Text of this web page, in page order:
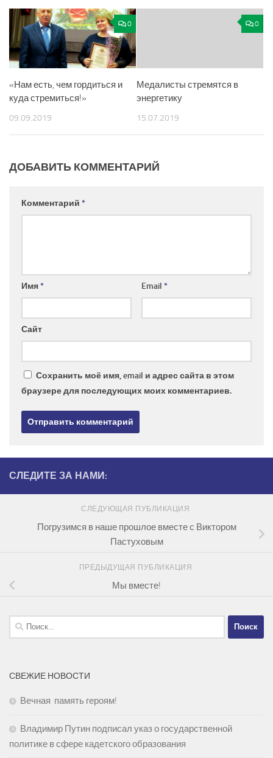
0
«Нам есть, чем гордиться и
куда стремиться!»
09.09.2019
0
Медалисты стремятся в
энергетику
15.07.2019
ДОБАВИТЬ КОММЕНТАРИЙ
Комментарий *
Имя* Email *
Сайт
Сохранить моё имя, email и адрес сайта в этом
браузере для последующих моих комментариев.
СЛЕДИТЕ ЗА НАМИ:
СЛЕДУЮЩАЯ ПУБЛИКАЦИЯ
Погрузимся в наше прошлое вместе с Виктором
Пастуховым
ПРЕДЫДУЩАЯ ПУБЛИКАЦИЯ
Мы вместе!
Найти:
СВЕЖИЕ НОВОСТИ
Вечная память героям!
Владимир Путин подписал указ о государственной
политике в сфере кадетского образования